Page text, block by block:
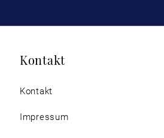
Kontakt
Kontakt
Impressum